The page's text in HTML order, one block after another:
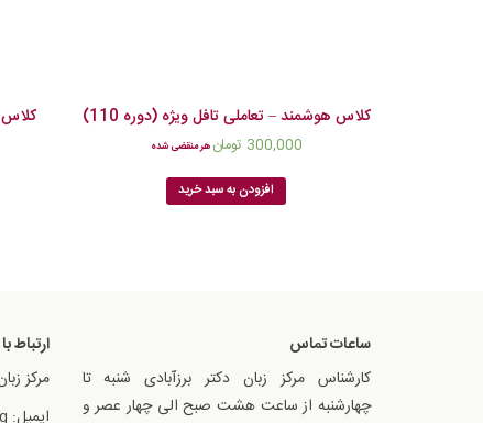
کلاس هوشمند – تعاملی تافل ویژه (دوره 110)
300,000 تومان هر منقضی شده
افزودن به سبد خرید
ساعات تماس
کارشناس مرکز زبان دکتر برزآبادی شنبه تا
چهارشنبه از ساعت هشت صبح الی چهار عصر و
ارتباط
مرکز
ایمیل: info@ibtil.org